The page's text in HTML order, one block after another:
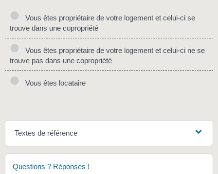
Vous êtes propriétaire de votre logement et celui-ci se
trouve dans une copropriété
Vous êtes propriétaire de votre logement et celui-ci ne se
trouve pas dans une copropriété
Vous êtes locataire
Textes de référence
Questions ? Réponses !